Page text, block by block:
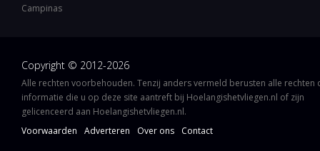
Campinas
Copyright © 2012-2026
Alle rechten voorbehouden. Tenzij anders vermeld berusten alle rechten
informatie die u op deze site aantreft bij Hoelangishetvliegen.nl of zijn
gelicenceerd aan Hoelangishetvliegen.nl.
Voorwaarden
Adverteren Over ons Contact